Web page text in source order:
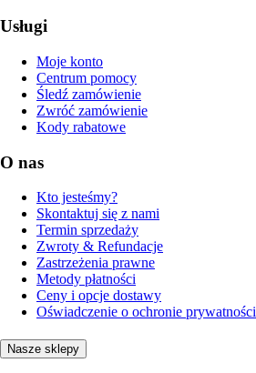
Usługi
Moje konto
Centrum pomocy
Śledź zamówienie
Zwróć zamówienie
Kody rabatowe
O nas
Kto jesteśmy?
Skontaktuj się z nami
Termin sprzedaży
Zwroty & Refundacje
Zastrzeżenia prawne
Metody płatności
Ceny i opcje dostawy
Oświadczenie o ochronie prywatności
Nasze sklepy